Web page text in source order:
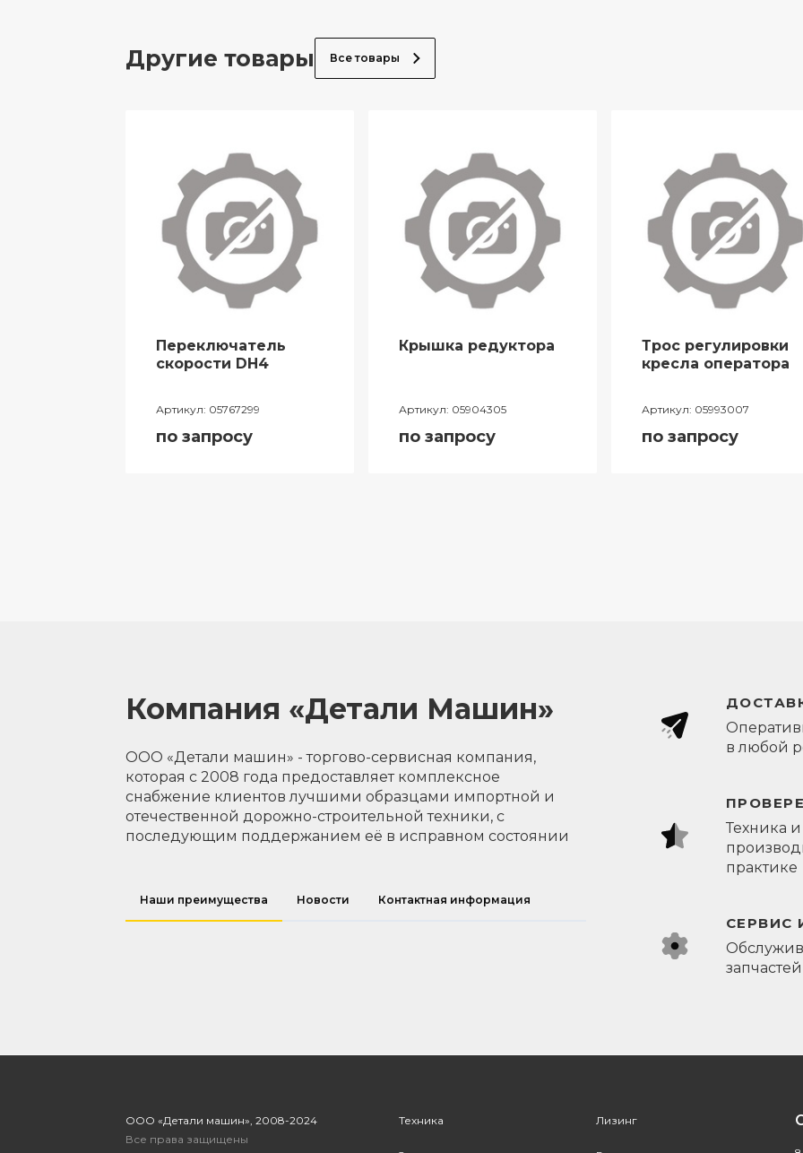
Другие товары Все товары
Переключатель
скорости DH4
Артикул: 05767299
по запросу
Крышка редуктора
Артикул: 05904305
по запросу
Трос регулировки
кресла оператора
Артикул: 05993007
по запросу
Компания «Детали Машин»
ООО «Детали машин» - торгово-сервисная компания,
которая с 2008 года предоставляет комплексное
снабжение клиентов лучшими образцами импортной и
отечественной дорожно-строительной техники, с
последующим поддержанием её в исправном состоянии
Наши преимущества Новости Контактная информация
в любой
Техника
практике
СЕРВИС
ООО «Детали машин», 2008-2024
Все права защищены
Техника Лизинг